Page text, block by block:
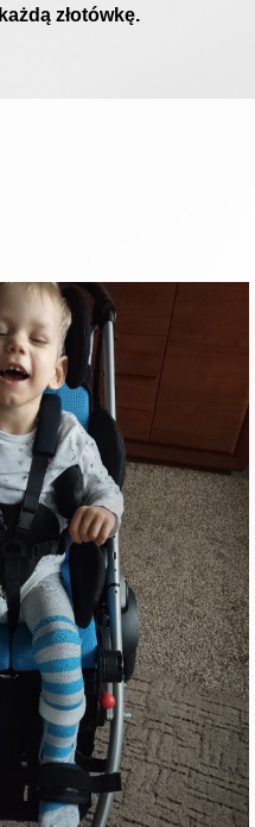
złotówkę.